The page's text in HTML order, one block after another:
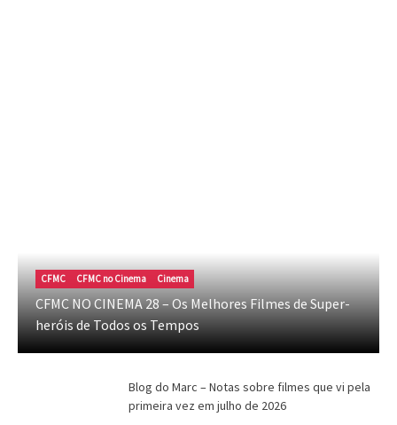
Blog do Marc – Notas sobre filmes que vi
pela primeira vez em julho de 2026
Marc Tinoco agosto 7, 2026
CFMC CFMC no Cinema Cinema
CFMC NO CINEMA 28 – Os Melhores Filmes de Super-
heróis de Todos os Tempos
Blog do Marc – Notas sobre filmes que vi pela
primeira vez em julho de 2026